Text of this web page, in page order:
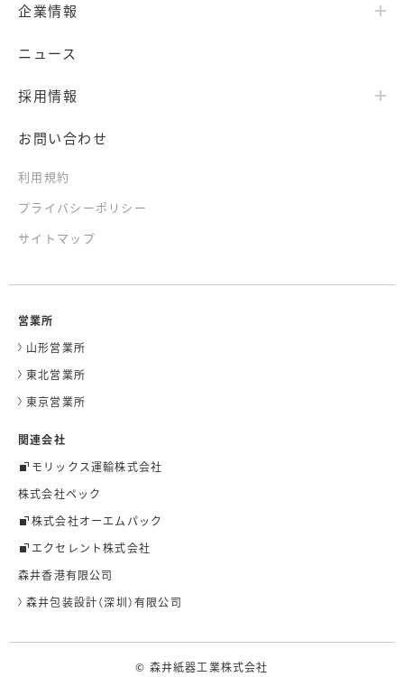
企業情報
ニュース
採用情報
お問い合わせ
利用規約
プライバシーポリシー
サイトマップ
営業所
山形営業所
東北営業所
東京営業所
関連会社
モリックス運輸株式会社
株式会社ペック
株式会社オーエムパック
エクセレント株式会社
森井香港有限公司
森井包装設計（深圳）有限公司
© 森井紙器工業株式会社